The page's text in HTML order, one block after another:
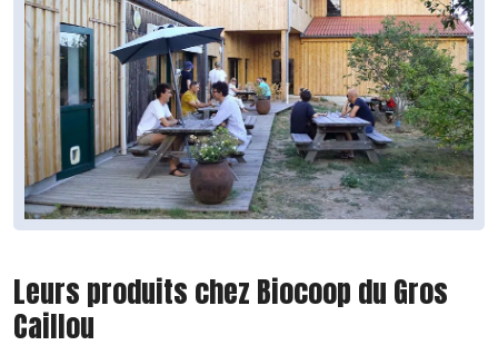
Leurs produits chez Biocoop du Gros
Caillou